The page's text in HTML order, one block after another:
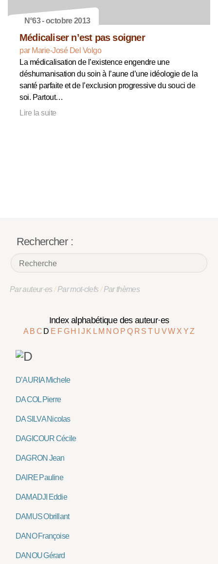
N°63 - octobre 2013
Médicaliser n’est pas soigner
par Marie-José Del Volgo
La médicalisation de l’existence engendre une
déshumanisation du soin à l’aune d’une idéologie de la
santé parfaite et de l’exclusion progressive du souci de
soi. Partout…
Lire la suite
Rechercher :
Par auteur·es/Par mot-clefs/Par thèmes
Index alphabétique des auteur·es
A B C D E F G H J K L M NO P Q R ST U VW X YZ
D’AURIA Michele
DA COL Pierre
DA SILVA Nicolas
DAGICOUR Cécile
DAGRON Jean
DAIRE Pauline
DAMADJI Eddie
DAMUS Obrillant
DANO Françoise
DANOU Gérard